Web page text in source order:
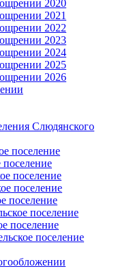
2020
2021
2022
2023
2024
2025
2026
Слюдянского
поселение
поселение
поселение
поселение
поселение
поселение
поселение
поселение